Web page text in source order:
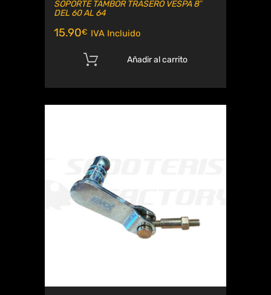
SOPORTE TAMBOR TRASERO VESPA 8″
DEL 60 AL 64
15.90€ IVA Incluido
Añadir al carrito